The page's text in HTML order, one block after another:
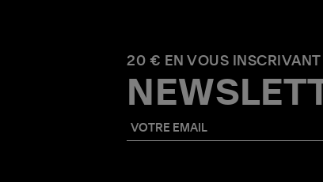
20 € EN VOUS INSCRIVANT